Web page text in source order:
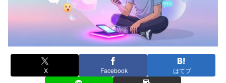
X Facebook はてブ